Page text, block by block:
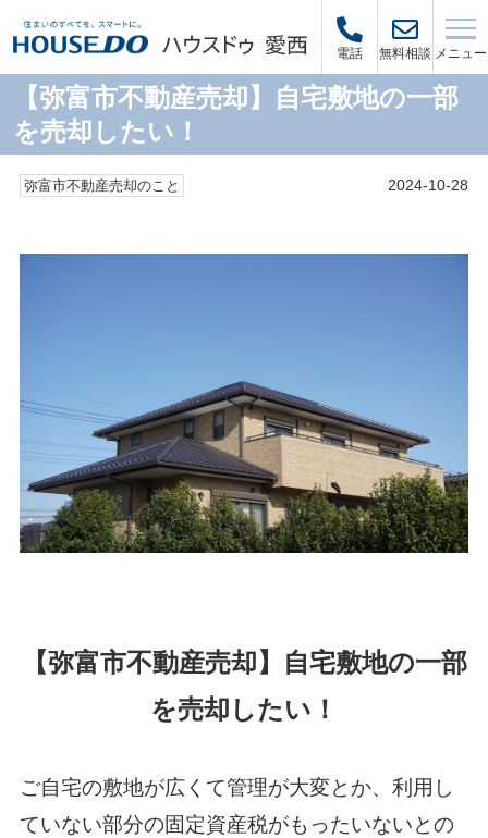
電話 無料相談 メニュー
【弥富市不動産売却】自宅敷地の一部
を売却したい！
弥富市不動産売却のこと 2024-10-28
【弥富市不動産売却】自宅敷地の一部
を売却したい！
ご自宅の敷地が広くて管理が大変とか、利用し
ていない部分の固定資産税がもったいないとの